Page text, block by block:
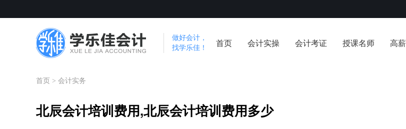
做好会计，
找学乐佳！
首页 会计实操 会计考证 授课名师 高
首页 > 会计实务
北辰会计培训费用,北辰会计培训费用多少